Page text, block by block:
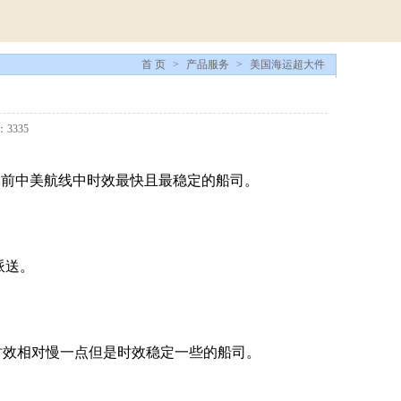
首 页 > 产品服务 > 美国海运超大件
3335
中美航线中时效最快且最稳定的船司。
。
对慢一点但是时效稳定一些的船司。